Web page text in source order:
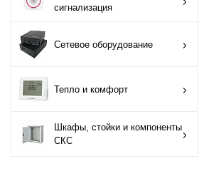
оборудование
компоненты СКС
сигнализация
Сетевое оборудование
Тепло и комфорт
Шкафы, стойки и компоненты
СКС